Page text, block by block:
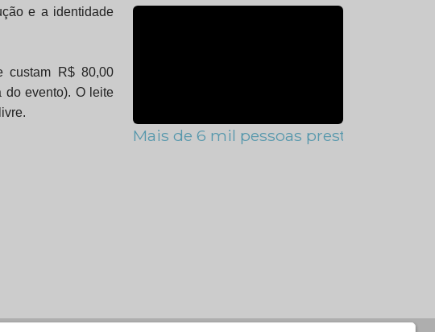
e a identidade
custam R$ 80,00
do evento). O leite
Mais de 6 mil pessoas prestigiam